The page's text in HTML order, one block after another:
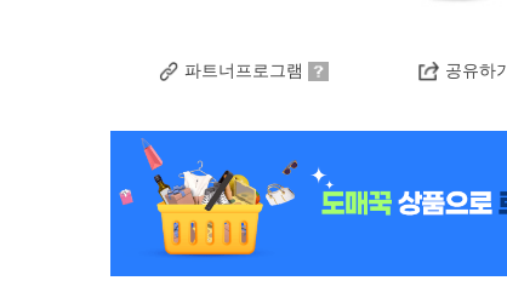
파트너프로그램 공유하기